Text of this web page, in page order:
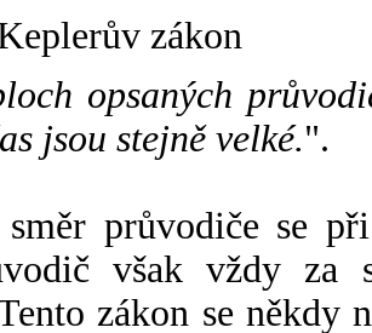
zákon
opsaných
jsou stejně velké.".
průvodiče se
však vždy za
zákon se někdy